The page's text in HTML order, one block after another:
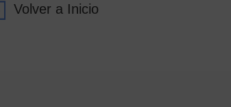
Volver a Inicio